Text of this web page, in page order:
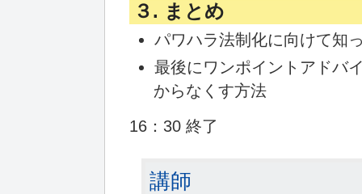
３. まとめ
パワハラ法制化に向けて知
最後にワンポイントアドバ
からなくす方法
16：30 終了
講師